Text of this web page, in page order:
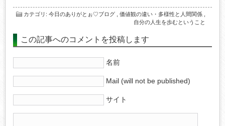
カテゴリ : 今日のありがとぉ♡ブログ, 価値観の違い・多様性と人間関係,
自分の人生を歩むということ
この記事へのコメントを投稿します
名前
Mail (will not be published)
サイト